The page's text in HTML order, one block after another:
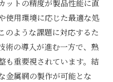
ットの精度が製品性能に直
使用環境に応じた最適な処
のような課題に対応するた
術の導入が進む一方で、熟
も重要視されています。結
金属網の製作が可能とな